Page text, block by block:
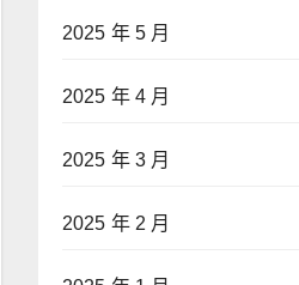
2025 年 5 月
2025 年 4 月
2025 年 3 月
2025 年 2 月